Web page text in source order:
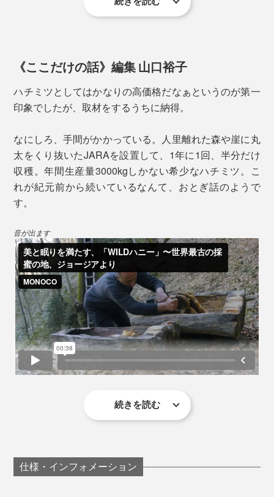
天然の抗菌物質。唾液や蜜ロウ、樹液を混ぜ合わせて巣
に塗り、無菌状態をキープ。古代からその効能が知ら
れ、防腐剤としても使われてきました。
＜ミツバチ花粉＞
ミツバチ花粉とは、ミツバチが花から採取した花粉を唾
液と蜜でだんご状にまとめ、巣へ持ち帰ったもの。タン
パク質、ビタミン、ミネラル、アミノ酸などが豊富に含
まれ、女王蜂を育てるためのローヤルゼリーの原料や、
また、ハチミツに含まれるビタミン群やオリゴ糖などが
実際に、『JARA Honey』を食べ続けている人にアンケ
ートをとったところ、購入理由は「安眠のため」「お肌
にいいから」が多いのだとか。
『JARA Honey』は、国際的にも評価され、2024年には
「ロンドンインターナショナルハチミツアワード（※）」
金賞を受賞。
《ここだけの話》編集 山口裕子
ハチミツとしてはかなりの高価格だなぁというのが第一
印象でしたが、取材をするうちに納得。
なにしろ、手間がかかっている。人里離れた森や崖に丸
太をくり抜いたJARAを設置して、1年に1回、半分だけ
収穫。年間生産量3000kgしかない希少なハチミツ。こ
れが紀元前から続いているなんて、おとぎ話のようで
す。
音が出ます
物。コク深い複雑な味わいなのに、不思議なくらいさっ
ぱりとした甘さで、カラダにす〜っとしみ込む感覚。
続きを読む
仕様・インフォメーション